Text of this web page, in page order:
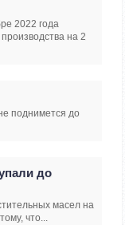
2022 года
на 2
поднимется до
до
масел на
что...